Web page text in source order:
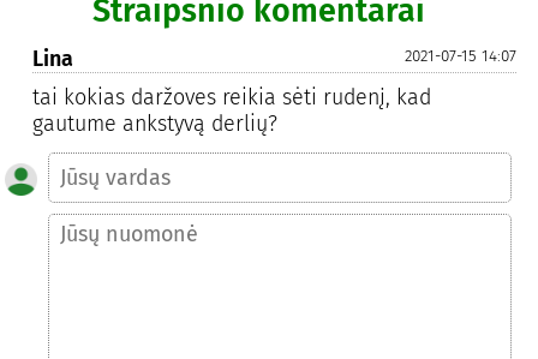
Straipsnio komentarai
2021-07-15 14:07
Lina
tai kokias daržoves reikia sėti rudenį, kad
gautume ankstyvą derlių?